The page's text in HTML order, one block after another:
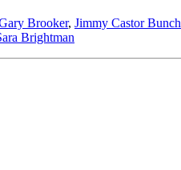
Brooker, Jimmy Castor Bunch
Brightman